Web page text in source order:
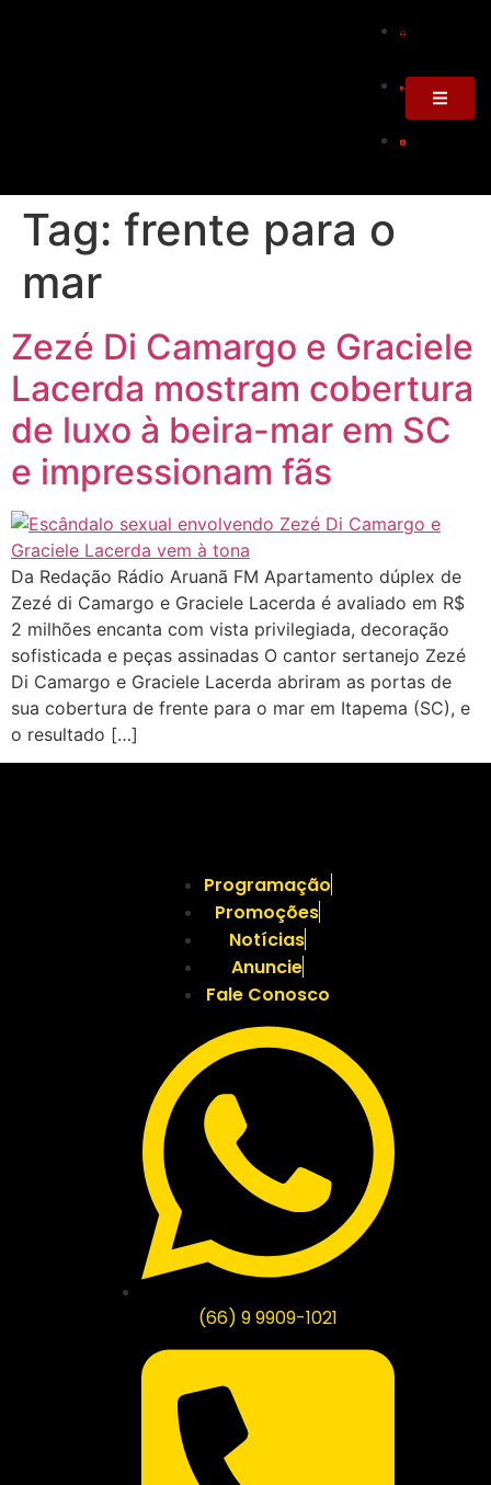
Tag: frente para o
mar
Zezé Di Camargo e Graciele
Lacerda mostram cobertura
de luxo à beira-mar em SC
e impressionam fãs
Da Redação Rádio Aruanã FM Apartamento dúplex de
Zezé di Camargo e Graciele Lacerda é avaliado em R$
2 milhões encanta com vista privilegiada, decoração
sofisticada e peças assinadas O cantor sertanejo Zezé
Di Camargo e Graciele Lacerda abriram as portas de
sua cobertura de frente para o mar em Itapema (SC), e
o resultado […]
Programação
Promoções
Notícias
Anuncie
Fale Conosco
(66) 9 9909-1021